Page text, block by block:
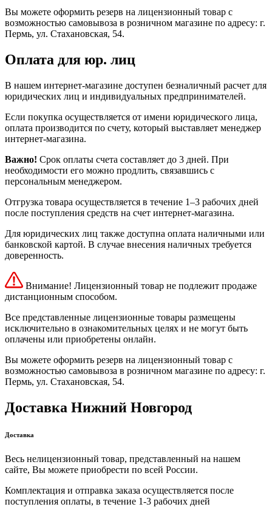
Вы можете оформить резерв на лицензионный товар с
возможностью самовывоза в розничном магазине по адресу: г.
Пермь, ул. Стахановская, 54.
Оплата для юр. лиц
В нашем интернет-магазине доступен безналичный расчет для
юридических лиц и индивидуальных предпринимателей.
Если покупка осуществляется от имени юридического лица,
оплата производится по счету, который выставляет менеджер
интернет-магазина.
Важно! Срок оплаты счета составляет до 3 дней. При
необходимости его можно продлить, связавшись с
персональным менеджером.
Отгрузка товара осуществляется в течение 1–3 рабочих дней
после поступления средств на счет интернет-магазина.
Для юридических лиц также доступна оплата наличными или
банковской картой. В случае внесения наличных требуется
доверенность.
Внимание! Лицензионный товар не подлежит продаже
дистанционным способом.
Все представленные лицензионные товары размещены
исключительно в ознакомительных целях и не могут быть
оплачены или приобретены онлайн.
Вы можете оформить резерв на лицензионный товар с
возможностью самовывоза в розничном магазине по адресу: г.
Пермь, ул. Стахановская, 54.
Доставка Нижний Новгород
Доставка
Весь нелицензионный товар, представленный на нашем
сайте, Вы можете приобрести по всей России.
Комплектация и отправка заказа осуществляется после
поступления оплаты, в течение 1-3 рабочих дней